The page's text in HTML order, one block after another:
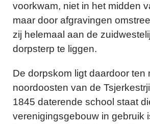
voorkwam, niet in het midden
maar door afgravingen
zij helemaal aan de
dorpsterp te liggen.
De dorpskom ligt daardoor ten
noordoosten van de
1845 daterende school staat
verenigingsgebouw in gebruik